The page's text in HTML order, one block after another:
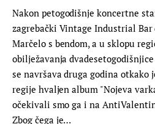
Nakon petogodišnje koncertne
zagrebački Vintage Industrial
Marčelo s bendom, a u sklopu
obilježavanja
se navršava druga godina otkako
regije hvaljen album "Nojeva
očekivali smo ga i na
Zbog čega je…